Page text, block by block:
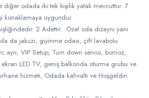
diğer odada iki tek kişilik yatak mevcuttur. 7
konaklamaya uygundur.
2 Adettir. Özel oda dizaynı yanı
da jakuzi, giyinme odası, çift lavabolu
ayrı, VIP Setup, Turn down servisi, bornoz,
ekran LED TV, geniş balkonda oturma grubu ve
hizmeti, Odada kahvaltı ve Hoşgeldin